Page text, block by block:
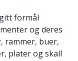
formål
og deres
rammer, buer,
plater og skall